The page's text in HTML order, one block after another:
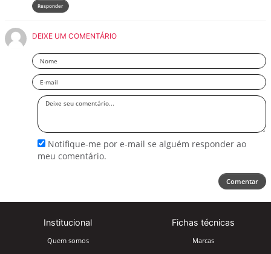
Responder
DEIXE UM COMENTÁRIO
Nome
Email
Deixe
Notifique-me por e-mail se alguém responder ao
meu comentário.
Comentar
Institucional
Quem somos
Fichas técnicas
Marcas